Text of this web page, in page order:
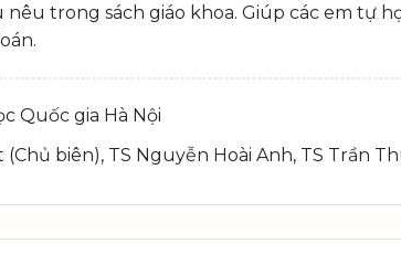
trong sách giáo khoa. Giúp các em tự
Quốc gia Hà Nội
(Chủ biên), TS Nguyễn Hoài Anh, TS Trần